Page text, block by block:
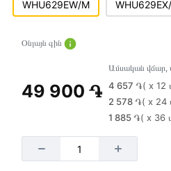
WHU629EW/M
Օնլայն գին
49 900 ֏
Ամսական վճար,
4 657 ֏( x 12
2 578 ֏( x 24
1 885 ֏( x 36